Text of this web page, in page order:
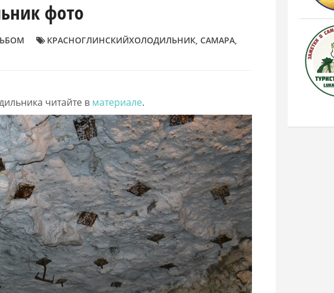
фото
КРАСНОГЛИНСКИЙХОЛОДИЛЬНИК САМАРА
читайте в материале.